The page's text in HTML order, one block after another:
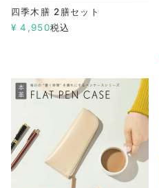
四季木膳 2膳セット
¥ 4,950税込